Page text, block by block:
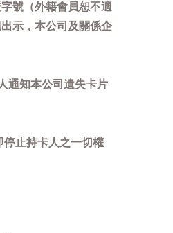
號（外籍會員恕不適
示，本公司及關係企
通知本公司遺失卡片
停止持卡人之一切權